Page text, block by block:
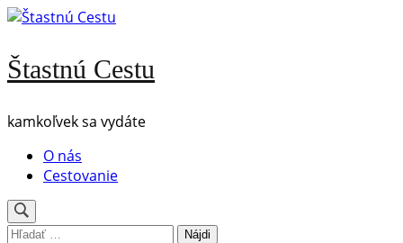
Skip
content
(Press
Štastnú Cestu
kamkoľvek sa vydáte
O nás
Cestovanie
Hľadať: